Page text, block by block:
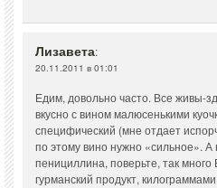
Лизавета:
20.11.2011 в 01:01
Едим, довольно часто. Все живы-
вкусно с вином малюсенькими
специфический (мне отдает
по этому вино нужно «сильное». А
пенициллина, поверьте, так
гурманский продукт,